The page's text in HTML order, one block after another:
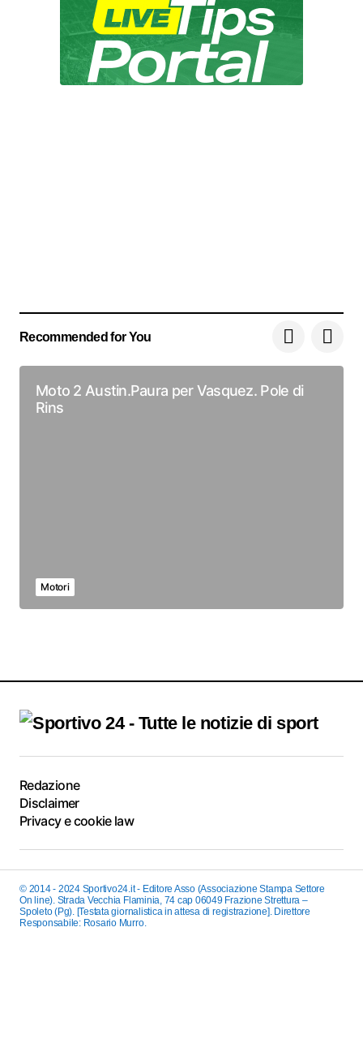
Recommended for You
Moto 2 Austin.Paura per Vasquez. Pole di
Rins
Motori
Redazione
Disclaimer
Privacy e cookie law
© 2014 - 2024 Sportivo24.it - Editore Asso (Associazione Stampa Settore
On line). Strada Vecchia Flaminia, 74 cap 06049 Frazione Strettura –
Spoleto (Pg). [Testata giornalistica in attesa di registrazione]. Direttore
Responsabile: Rosario Murro.